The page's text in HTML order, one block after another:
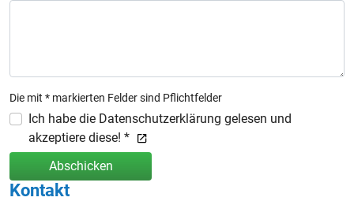
Die mit * markierten Felder sind Pflichtfelder
Ich habe die Datenschutzerklärung gelesen und
akzeptiere diese! *
Abschicken
Kontakt